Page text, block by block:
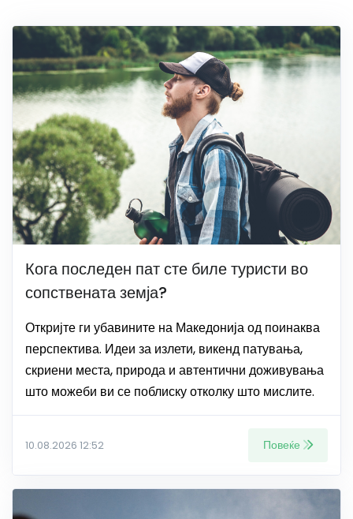
Кога последен пат сте биле туристи во
сопствената земја?
Откријте ги убавините на Македонија од поинаква
перспектива. Идеи за излети, викенд патувања,
скриени места, природа и автентични доживувања
што можеби ви се поблиску отколку што мислите.
10.08.2026 12:52 Повеќе